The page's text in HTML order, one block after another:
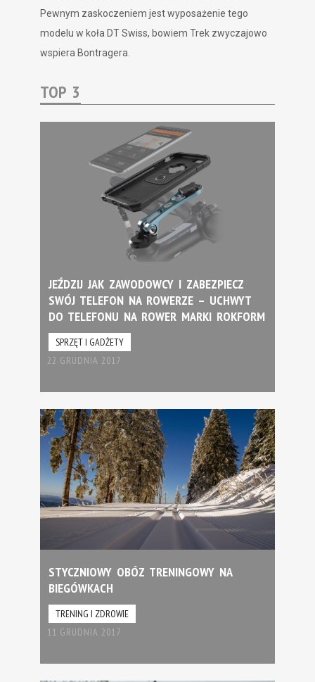
Pewnym zaskoczeniem jest wyposażenie tego
modelu w koła DT Swiss, bowiem Trek zwyczajowo
wspiera Bontragera.
TOP 3
JEŹDZIJ JAK ZAWODOWCY I ZABEZPIECZ
SWÓJ TELEFON NA ROWERZE – UCHWYT
DO TELEFONU NA ROWER MARKI ROKFORM
SPRZĘT I GADŻETY
22 GRUDNIA 2017
STYCZNIOWY OBÓZ TRENINGOWY NA
BIEGÓWKACH
TRENING I ZDROWIE
11 GRUDNIA 2017